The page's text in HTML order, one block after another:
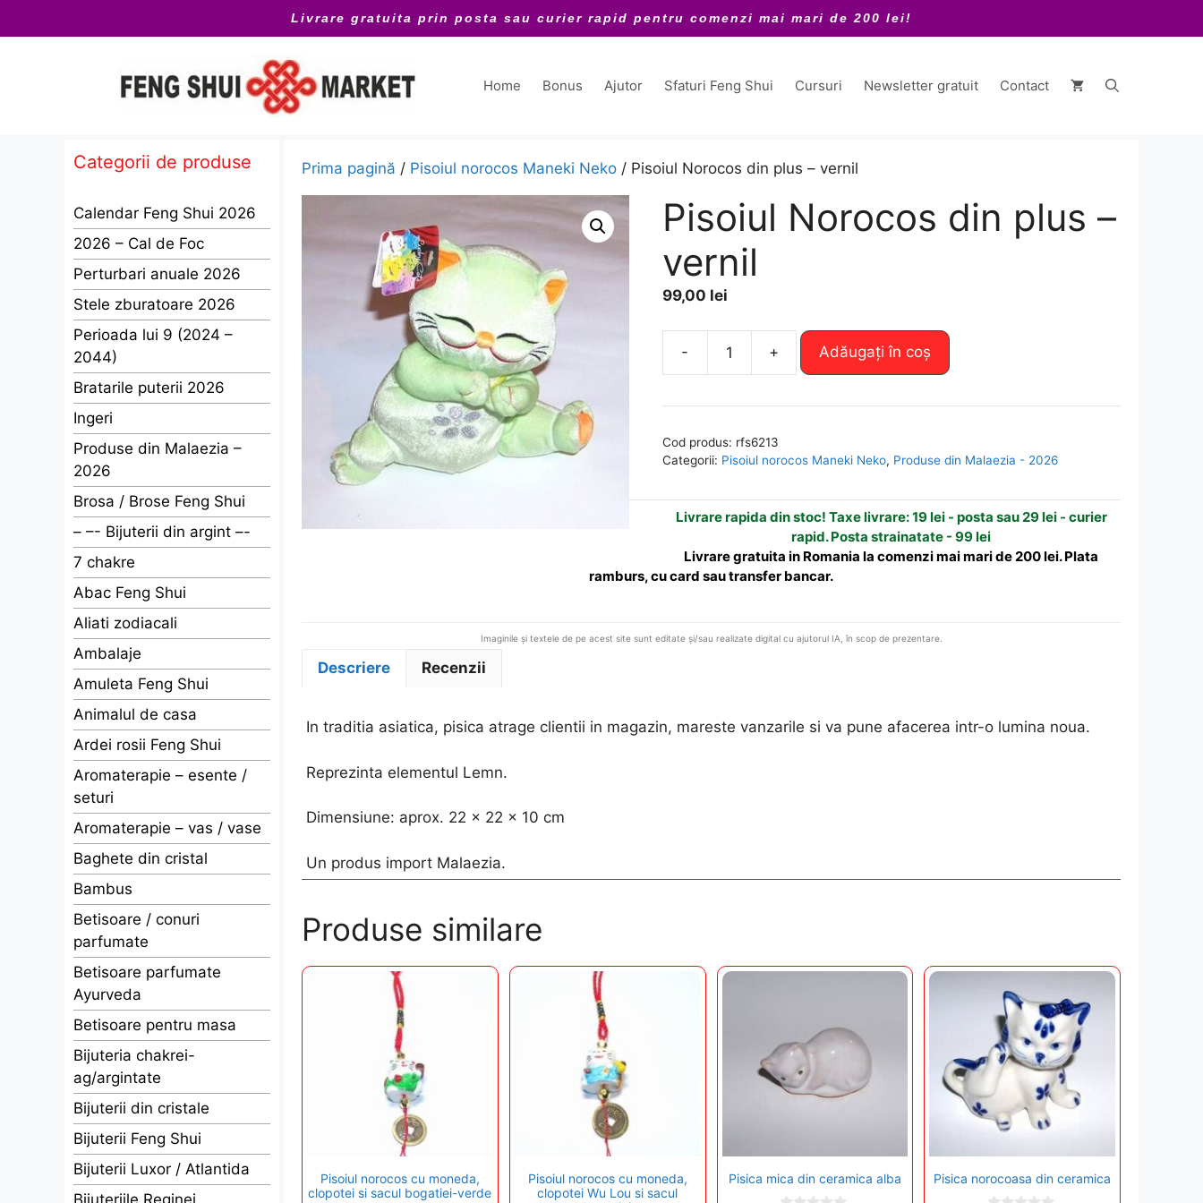
la
Livrare gratuita prin posta sau curier rapid pentru comenzi mai mari de 200 lei!
Home Bonus Ajutor Sfaturi Feng Shui Cursuri Newsletter gratuit Contact
Prima pagină / Pisoiul norocos Maneki Neko / Pisoiul Norocos din plus – vernil
Pisoiul Norocos din plus –
vernil
99,00 lei
-
Norocos
plus
vernil
+ Adăugați în coș
e
n
t
:
Cod produs: rfs6213
Categorii: Pisoiul norocos Maneki Neko, Produse din Malaezia - 2026
Livrare rapida din stoc! Taxe livrare: 19 lei - posta sau 29 lei - curier
rapid. Posta strainatate - 99 lei
Livrare gratuita in Romania la comenzi mai mari de 200 lei. Plata
ramburs, cu card sau transfer bancar.
Imaginile și textele de pe acest site sunt editate și/sau realizate digital cu ajutorul IA, în scop de prezentare.
Descriere Recenzii
In traditia asiatica, pisica atrage clientii in magazin, mareste vanzarile si va pune afacerea intr-o lumina noua.
Reprezinta elementul Lemn.
Dimensiune: aprox. 22 x 22 x 10 cm
Un produs import Malaezia.
Produse similare
Pisoiul norocos cu moneda,
clopotei si sacul bogatiei-verde
Pisoiul norocos cu moneda,
clopotei Wu Lou si sacul
Pisica mica din ceramica alba Pisica norocoasa din ceramica
Categorii de produse
Calendar Feng Shui 2026
2026 – Cal de Foc
Perturbari anuale 2026
Stele zburatoare 2026
Perioada lui 9 (2024 –
2044)
Bratarile puterii 2026
Ingeri
Produse din Malaezia –
2026
Brosa / Brose Feng Shui
– –- Bijuterii din argint –-
7 chakre
Abac Feng Shui
Aliati zodiacali
Ambalaje
Amuleta Feng Shui
Animalul de casa
Ardei rosii Feng Shui
Aromaterapie – esente /
seturi
Aromaterapie – vas / vase
Baghete din cristal
Bambus
Betisoare / conuri
parfumate
Betisoare parfumate
Ayurveda
Betisoare pentru masa
Bijuteria chakrei-
ag/argintate
Bijuterii din cristale
Bijuterii Feng Shui
Bijuterii Luxor / Atlantida
Bijuteriile Reginei